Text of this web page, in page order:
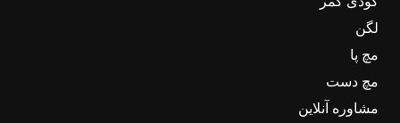
لگن
مچ پا
مچ دست
مشاوره آنلاین